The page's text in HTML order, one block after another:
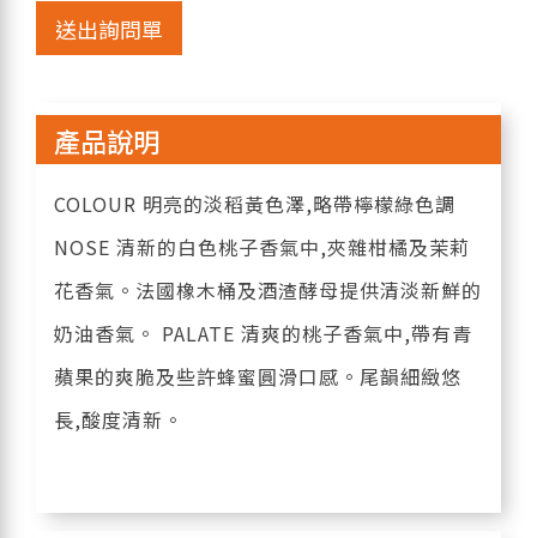
送出詢問單
產品說明
COLOUR 明亮的淡稻黃色澤,略帶檸檬綠色調
NOSE 清新的白色桃子香氣中,夾雜柑橘及茉莉
花香氣。法國橡木桶及酒渣酵母提供清淡新鮮的
奶油香氣。 PALATE 清爽的桃子香氣中,帶有青
蘋果的爽脆及些許蜂蜜圓滑口感。尾韻細緻悠
長,酸度清新。